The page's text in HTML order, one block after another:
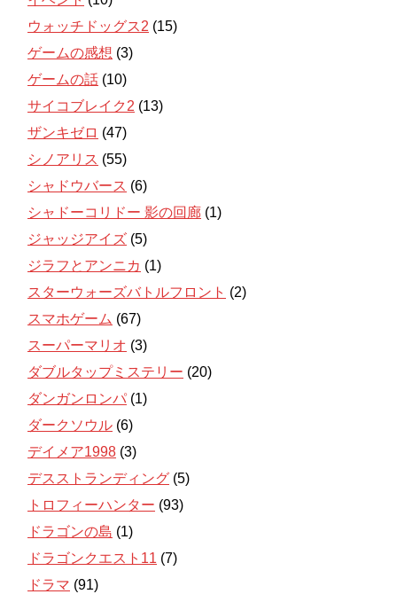
ウォッチドッグス2 (15)
ゲームの感想 (3)
ゲームの話 (10)
サイコブレイク2 (13)
ザンキゼロ (47)
シノアリス (55)
シャドウバース (6)
シャドーコリドー 影の回廊 (1)
ジャッジアイズ (5)
ジラフとアンニカ (1)
スターウォーズバトルフロント (2)
スマホゲーム (67)
スーパーマリオ (3)
ダブルタップミステリー (20)
ダンガンロンパ (1)
ダークソウル (6)
デイメア1998 (3)
デスストランディング (5)
トロフィーハンター (93)
ドラゴンの島 (1)
ドラゴンクエスト11 (7)
ドラマ (91)